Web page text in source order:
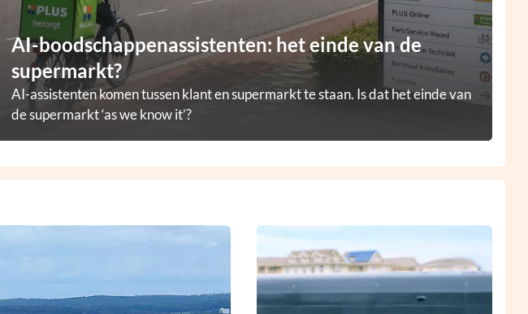
AI-boodschappenassistenten: het einde van de
supermarkt?
AI-assistenten komen tussen klant en supermarkt te staan. Is dat het einde van
de supermarkt ‘as we know it’?